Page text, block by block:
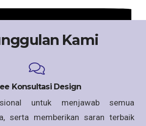
Kami
Konsultasi Design
untuk menjawab semua
serta memberikan saran terbaik